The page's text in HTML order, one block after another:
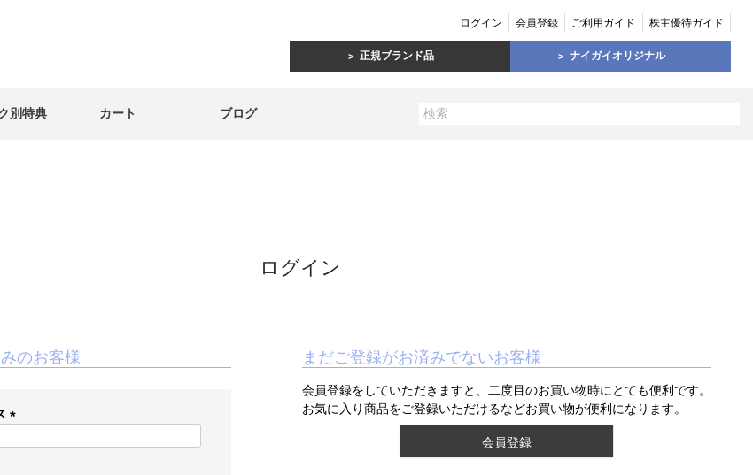
ログイン 会員登録 ご利用ガイド 株主優待ガイド
正規ブランド品 ナイガイオリジナル
別特典 カート ブログ
ログイン
のお客様 まだご登録がお済みでないお客様
会員登録をしていただきますと、二度目のお買い物時にとても便利です。
お気に入り商品をご登録いただけるなどお買い物が便利になります。
会員登録